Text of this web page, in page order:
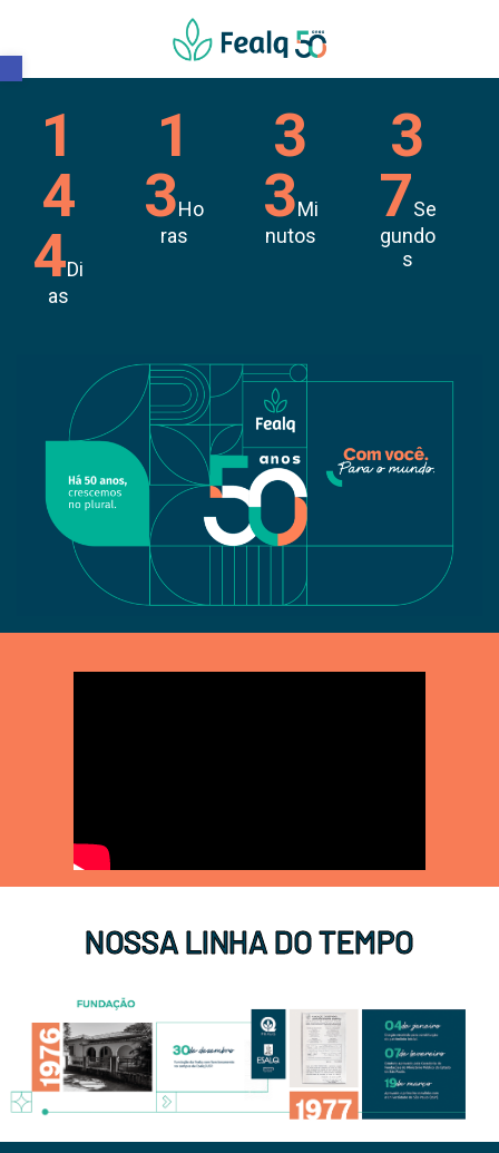
Barra de Ferramentas Aberta
1
4
4Di
as
1
3Ho
ras
3
3Mi
nutos
3
7Se
gundo
s
NOSSA LINHA DO TEMPO